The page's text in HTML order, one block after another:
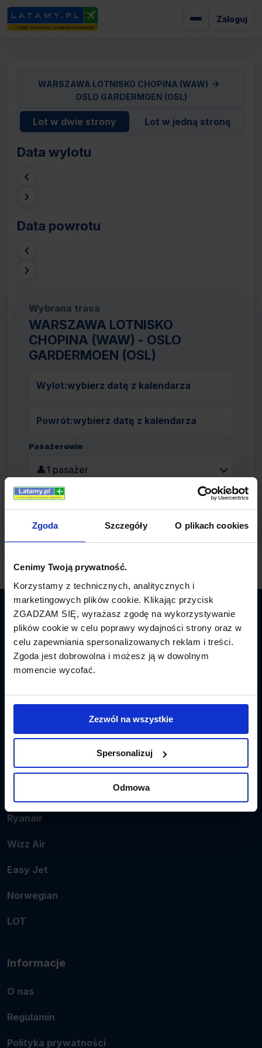
Zgoda Szczegóły O plikach cookies
Cenimy Twoją prywatność.
Korzystamy z technicznych, analitycznych i
marketingowych plików cookie. Klikając przycisk
ZGADZAM SIĘ, wyrażasz zgodę na wykorzystywanie
plików cookie w celu poprawy wydajności strony oraz w
celu zapewniania spersonalizowanych reklam i treści.
Zgoda jest dobrowolna i możesz ją w dowolnym
momencie wycofać.
Zezwól na wszystkie
Spersonalizuj
Odmowa
Zaloguj
WARSZAWA LOTNISKO CHOPINA (WAW) ✈
OSLO GARDERMOEN (OSL)
Lot w dwie strony Lot w jedną stronę
Data wylotu
‹
›
Data powrotu
‹
›
Wybrana trasa
WARSZAWA LOTNISKO
CHOPINA (WAW) - OSLO
GARDERMOEN (OSL)
Wylot:wybierz datę z kalendarza
Powrót:wybierz datę z kalendarza
Pasażerowie
👤1 pasażer
Latamy.pl
Bilety lotnicze
Promocje
Linie lotnicze
Ryanair
Wizz Air
Easy Jet
Norwegian
LOT
Informacje
O nas
Regulamin
Polityka prywatności